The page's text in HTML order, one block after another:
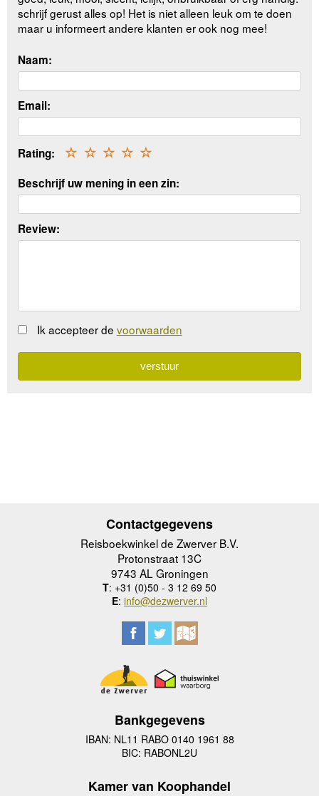
schrijf gerust alles op! Het is niet alleen leuk om te doen
maar u informeert andere klanten er ook nog mee!
Naam:
Email:
Rating: ☆
☆
☆
☆
☆
Beschrijf uw mening in een zin:
Review:
Ik accepteer de voorwaarden
Contactgegevens
Reisboekwinkel de Zwerver B.V.
Protonstraat 13C
9743 AL Groningen
T: +31 (0)50 - 3 12 69 50
E: info@dezwerver.nl
Bankgegevens
IBAN: NL11 RABO 0140 1961 88
BIC: RABONL2U
Kamer van Koophandel